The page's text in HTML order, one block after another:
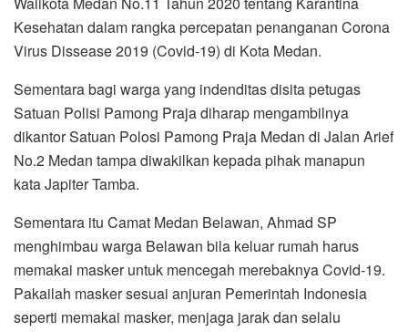
Kesehatan dalam rangka percepatan penanganan Corona
Virus Dissease 2019 (Covid-19) di Kota Medan.
Sementara bagi warga yang indenditas disita petugas
Satuan Polisi Pamong Praja diharap mengambilnya
dikantor Satuan Polosi Pamong Praja Medan di Jalan Arief
No.2 Medan tampa diwakilkan kepada pihak manapun
kata Japiter Tamba.
Sementara itu Camat Medan Belawan, Ahmad SP
menghimbau warga Belawan bila keluar rumah harus
memakai masker untuk mencegah merebaknya Covid-19.
Pakailah masker sesuai anjuran Pemerintah Indonesia
seperti memakai masker, menjaga jarak dan selalu